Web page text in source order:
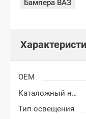
Бампера ВАЗ
OEM
Каталожный номер
Тип освещения